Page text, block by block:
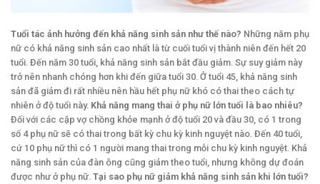
Tuổi tác ảnh hưởng đến khả năng sinh sản như thế nào? Những năm phụ
nữ có khả năng sinh sản cao nhất là từ cuối tuổi vị thành niên đến hết 20
tuổi. Đến năm 30 tuổi, khả năng sinh sản bắt đầu giảm. Sự suy giảm này
trở nên nhanh chóng hơn khi đến giữa tuổi 30. Ở tuổi 45, khả năng sinh
sản đã giảm đi rất nhiều nên hầu hết phụ nữ khó có thai theo cách tự
nhiên ở độ tuổi này. Khả năng mang thai ở phụ nữ lớn tuổi là bao nhiêu?
Đối với các cặp vợ chồng khỏe mạnh ở độ tuổi 20 và đầu 30, có 1 trong
số 4 phụ nữ sẽ có thai trong bất kỳ chu kỳ kinh nguyệt nào. Đến 40 tuổi,
cứ 10 phụ nữ thì có 1 người mang thai trong mỗi chu kỳ kinh nguyệt. Khả
năng sinh sản của đàn ông cũng giảm theo tuổi, nhưng không dự đoán
được như ở phụ nữ. Tại sao phụ nữ giảm khả năng sinh sản khi lớn tuổi?